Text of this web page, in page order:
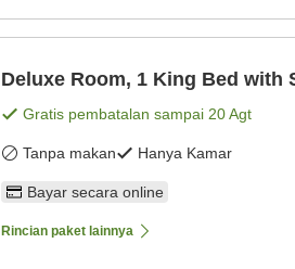
Deluxe Room, 1 King Bed with
Gratis pembatalan sampai 20 Agt
Tanpa makan Hanya Kamar
Bayar secara online
Rincian paket lainnya